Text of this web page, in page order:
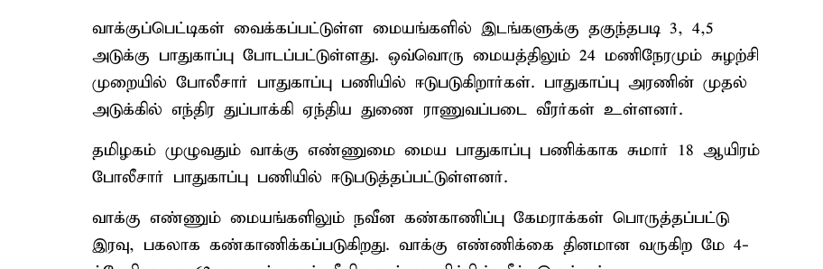
வாக்குப்பெட்டிகள் வைக்கப்பட்டுள்ள மையங்களில் இடங்களுக்கு தகுந்தபடி 3, 4,5
அடுக்கு பாதுகாப்பு போடப்பட்டுள்ளது. ஒவ்வொரு மையத்திலும் 24 மணிநேரமும் சுழற்சி
முறையில் போலீசார் பாதுகாப்பு பணியில் ஈடுபடுகிறார்கள். பாதுகாப்பு அரணின் முதல்
அடுக்கில் எந்திர துப்பாக்கி ஏந்திய துணை ராணுவப்படை வீரர்கள் உள்ளனர்.
தமிழகம் முழுவதும் வாக்கு எண்ணுமை மைய பாதுகாப்பு பணிக்காக சுமார் 18 ஆயிரம்
போலீசார் பாதுகாப்பு பணியில் ஈடுபடுத்தப்பட்டுள்ளனர்.
வாக்கு எண்ணும் மையங்களிலும் நவீன கண்காணிப்பு கேமராக்கள் பொருத்தப்பட்டு
இரவு, பகலாக கண்காணிக்கப்படுகிறது. வாக்கு எண்ணிக்கை தினமான வருகிற மே 4-